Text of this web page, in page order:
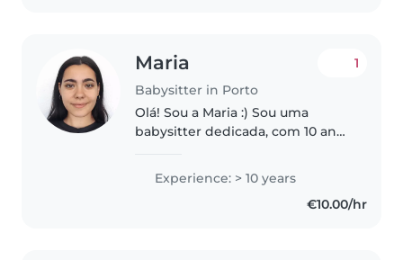
Maria
Babysitter in Porto
1
Olá! Sou a Maria :) Sou uma
babysitter dedicada, com 10 anos
crianças de diferentes idades.
Tenho formação em Artes, o que
me permite trazer um toque
Experience: > 10 years
€10.00/hr